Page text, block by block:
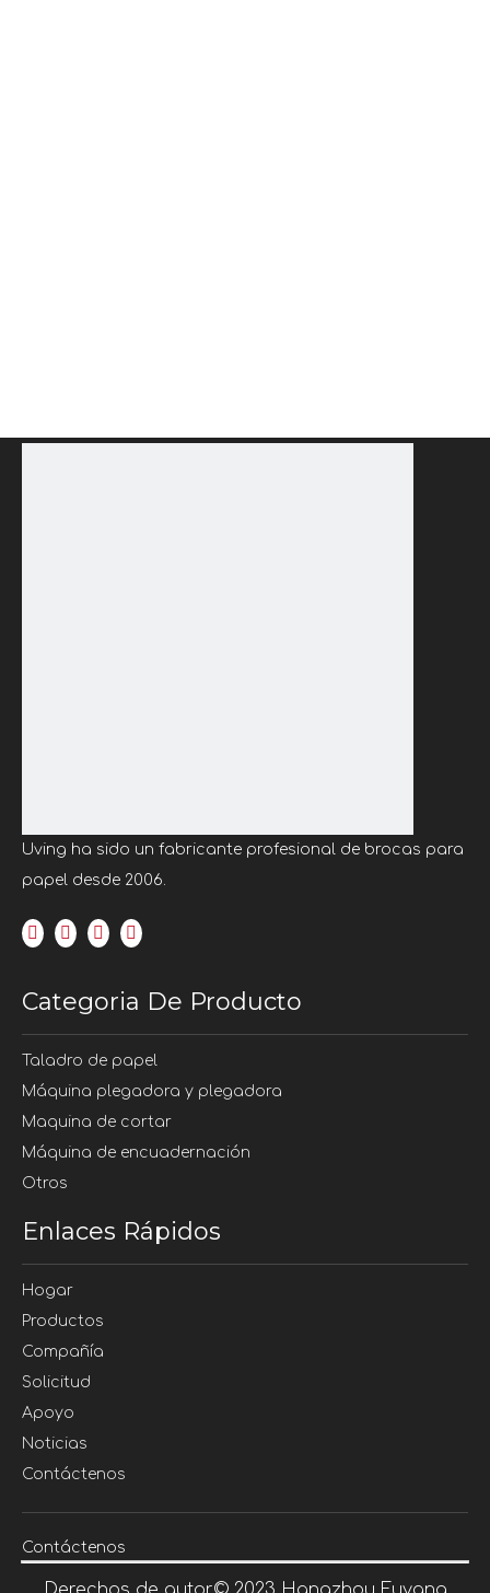
Uving ha sido un fabricante profesional de brocas para
papel desde 2006.
Categoria De Producto
Taladro de papel
Máquina plegadora y plegadora
Maquina de cortar
Máquina de encuadernación
Otros
Enlaces Rápidos
Hogar
Productos
Compañía
Solicitud
Apoyo
Noticias
Contáctenos
Contáctenos